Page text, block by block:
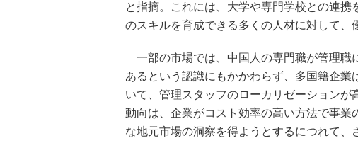
と指摘。これには、大学や専門学校との連
のスキルを育成できる多くの人材に対して、
一部の市場では、中国人の専門職が管理職
あるという認識にもかかわらず、多国籍企
いて、管理スタッフのローカリゼーション
動向は、企業がコスト効率の高い方法で事
な地元市場の洞察を得ようとするにつれて、